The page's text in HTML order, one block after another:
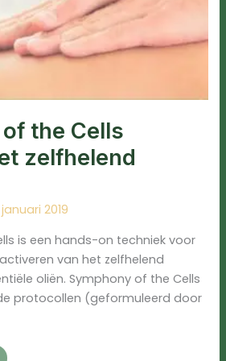
the Cells
zelfhelend
januari 2019
is een hands-on techniek voor
van het zelfhelend
oliën. Symphony of the Cells
protocollen (geformuleerd door